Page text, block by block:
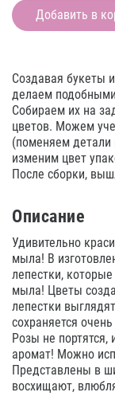
Добавить в
Создавая букеты
делаем
Собираем их на
цветов. Можем
(поменяем
изменим цвет
После сборки,
Описание
Удивительно
мыла! В
лепестки,
мыла! Цветы
лепестки
сохраняется
Розы не
аромат! Можно
Представлены в
восхищают,